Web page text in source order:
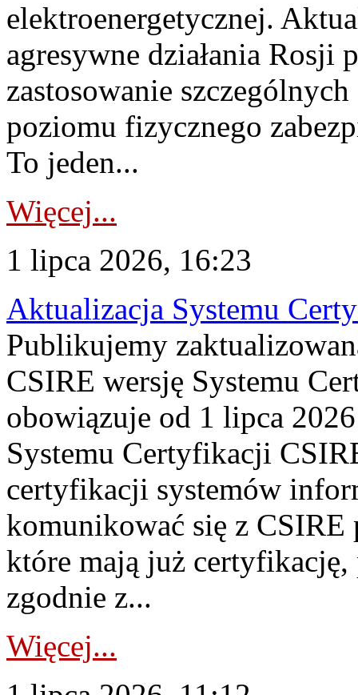
elektroenergetycznej.
agresywne działania Rosji
zastosowanie
poziomu fizycznego
To jeden...
Więcej...
1 lipca 2026, 16:23
Aktualizacja Systemu
Publikujemy
CSIRE wersję Systemu
obowiązuje od 1 lipca
Systemu Certyfikacji
certyfikacji systemów
komunikować się z
które mają już
zgodnie z...
Więcej...